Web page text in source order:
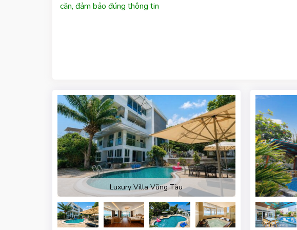
căn, đảm bảo đúng thông tin
Luxury Villa Vũng Tàu